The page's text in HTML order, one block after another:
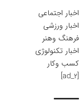
اخبار اجتماعی
اخبار ورزشی
فرهنگ وهنر
اخبار تکنولوژی
کسب وکار
[ad_2]